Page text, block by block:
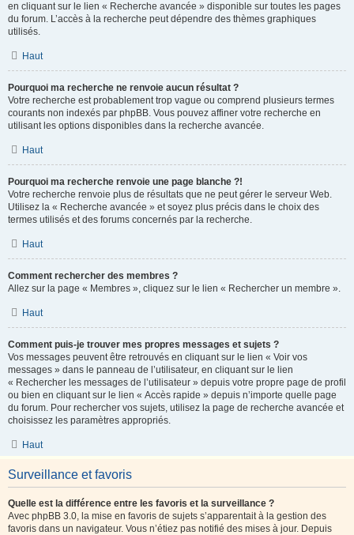
en cliquant sur le lien « Recherche avancée » disponible sur toutes les pages
du forum. L’accès à la recherche peut dépendre des thèmes graphiques
utilisés.
Haut
Pourquoi ma recherche ne renvoie aucun résultat ?
Votre recherche est probablement trop vague ou comprend plusieurs termes
courants non indexés par phpBB. Vous pouvez affiner votre recherche en
utilisant les options disponibles dans la recherche avancée.
Haut
Pourquoi ma recherche renvoie une page blanche ?!
Votre recherche renvoie plus de résultats que ne peut gérer le serveur Web.
Utilisez la « Recherche avancée » et soyez plus précis dans le choix des
termes utilisés et des forums concernés par la recherche.
Haut
Comment rechercher des membres ?
Allez sur la page « Membres », cliquez sur le lien « Rechercher un membre ».
Haut
Comment puis-je trouver mes propres messages et sujets ?
Vos messages peuvent être retrouvés en cliquant sur le lien « Voir vos
messages » dans le panneau de l’utilisateur, en cliquant sur le lien
« Rechercher les messages de l’utilisateur » depuis votre propre page de profil
ou bien en cliquant sur le lien « Accès rapide » depuis n’importe quelle page
du forum. Pour rechercher vos sujets, utilisez la page de recherche avancée et
choisissez les paramètres appropriés.
Haut
Surveillance et favoris
Quelle est la différence entre les favoris et la surveillance ?
Avec phpBB 3.0, la mise en favoris de sujets s’apparentait à la gestion des
favoris dans un navigateur. Vous n’étiez pas notifié des mises à jour. Depuis